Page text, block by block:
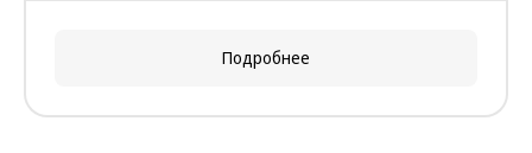
Подробнее